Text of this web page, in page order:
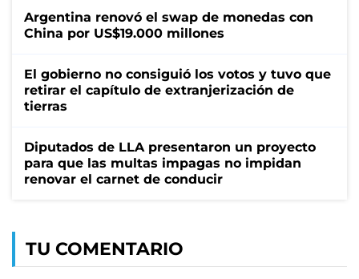
Argentina renovó el swap de monedas con
China por US$19.000 millones
El gobierno no consiguió los votos y tuvo que
retirar el capítulo de extranjerización de
tierras
Diputados de LLA presentaron un proyecto
para que las multas impagas no impidan
renovar el carnet de conducir
TU COMENTARIO